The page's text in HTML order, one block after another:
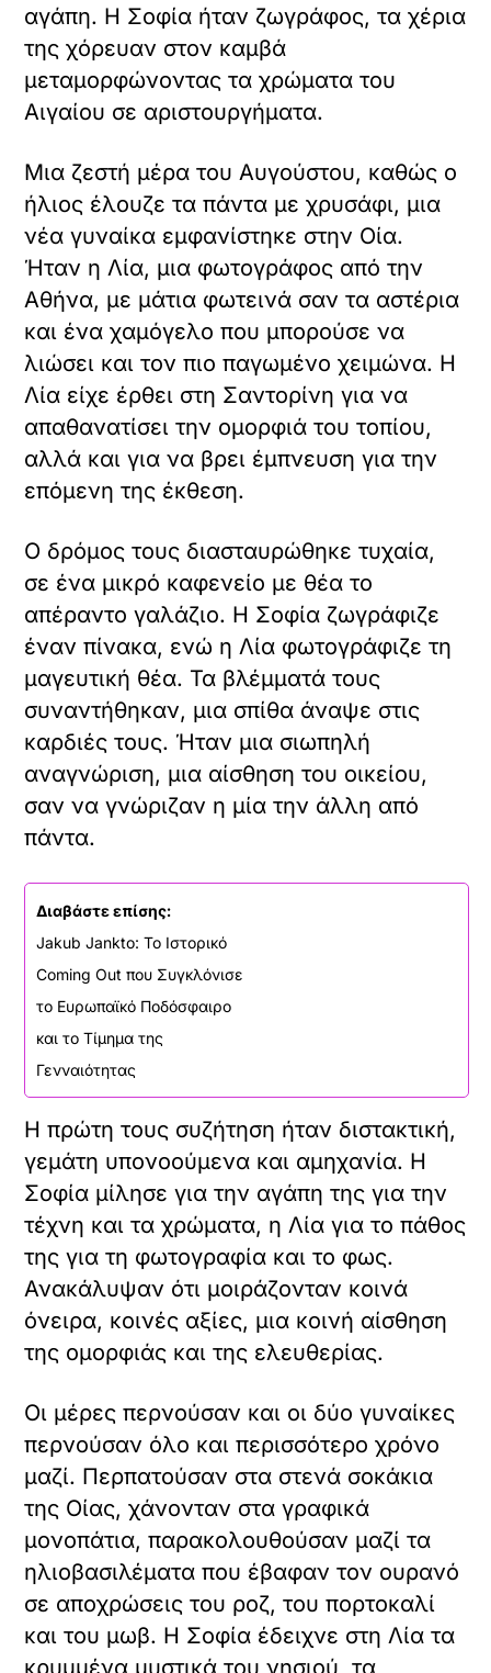
αγάπη. Η Σοφία ήταν ζωγράφος, τα χέρια
της χόρευαν στον καμβά
μεταμορφώνοντας τα χρώματα του
Αιγαίου σε αριστουργήματα.
Μια ζεστή μέρα του Αυγούστου, καθώς ο
ήλιος έλουζε τα πάντα με χρυσάφι, μια
νέα γυναίκα εμφανίστηκε στην Οία.
Ήταν η Λία, μια φωτογράφος από την
Αθήνα, με μάτια φωτεινά σαν τα αστέρια
και ένα χαμόγελο που μπορούσε να
λιώσει και τον πιο παγωμένο χειμώνα. Η
Λία είχε έρθει στη Σαντορίνη για να
απαθανατίσει την ομορφιά του τοπίου,
αλλά και για να βρει έμπνευση για την
επόμενη της έκθεση.
Ο δρόμος τους διασταυρώθηκε τυχαία,
σε ένα μικρό καφενείο με θέα το
απέραντο γαλάζιο. Η Σοφία ζωγράφιζε
έναν πίνακα, ενώ η Λία φωτογράφιζε τη
μαγευτική θέα. Τα βλέμματά τους
συναντήθηκαν, μια σπίθα άναψε στις
καρδιές τους. Ήταν μια σιωπηλή
αναγνώριση, μια αίσθηση του οικείου,
σαν να γνώριζαν η μία την άλλη από
πάντα.
Διαβάστε επίσης:
Jakub Jankto: Το Ιστορικό
Coming Out που Συγκλόνισε
το Ευρωπαϊκό Ποδόσφαιρο
και το Τίμημα της
Γενναιότητας
Η πρώτη τους συζήτηση ήταν διστακτική,
γεμάτη υπονοούμενα και αμηχανία. Η
Σοφία μίλησε για την αγάπη της για την
τέχνη και τα χρώματα, η Λία για το πάθος
της για τη φωτογραφία και το φως.
Ανακάλυψαν ότι μοιράζονταν κοινά
όνειρα, κοινές αξίες, μια κοινή αίσθηση
της ομορφιάς και της ελευθερίας.
Οι μέρες περνούσαν και οι δύο γυναίκες
περνούσαν όλο και περισσότερο χρόνο
μαζί. Περπατούσαν στα στενά σοκάκια
της Οίας, χάνονταν στα γραφικά
μονοπάτια, παρακολουθούσαν μαζί τα
ηλιοβασιλέματα που έβαφαν τον ουρανό
σε αποχρώσεις του ροζ, του πορτοκαλί
και του μωβ. Η Σοφία έδειχνε στη Λία τα
κρυμμένα μυστικά του νησιού, τα